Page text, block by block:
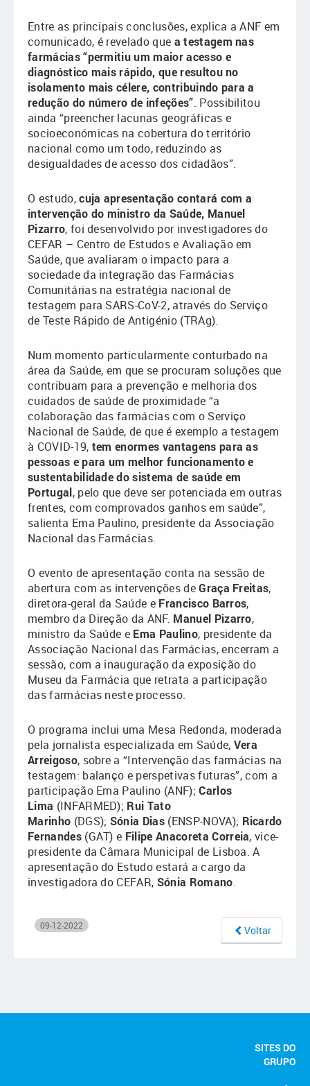
Entre as principais conclusões, explica a ANF em
comunicado, é revelado que a testagem nas
farmácias “permitiu um maior acesso e
diagnóstico mais rápido, que resultou no
isolamento mais célere, contribuindo para a
redução do número de infeções”. Possibilitou
ainda “preencher lacunas geográficas e
socioeconómicas na cobertura do território
nacional como um todo, reduzindo as
desigualdades de acesso dos cidadãos”.
O estudo,cuja apresentação contará com a
intervenção do ministro da Saúde, Manuel
Pizarro, foi desenvolvido por investigadores do
CEFAR – Centro de Estudos e Avaliação em
Saúde, que avaliaram o impacto para a
sociedade da integração das Farmácias
Comunitárias na estratégia nacional de
testagem para SARS-CoV-2, através do Serviço
de Teste Rápido de Antigénio (TRAg).
Num momento particularmente conturbado na
área da Saúde, em que se procuram soluções que
contribuam para a prevenção e melhoria dos
cuidados de saúde de proximidade “a
colaboração das farmácias com o Serviço
Nacional de Saúde, de que é exemplo a testagem
à COVID-19, tem enormes vantagens para as
pessoas e para um melhor funcionamento e
sustentabilidade do sistema de saúde em
Portugal, pelo que deve ser potenciada em outras
frentes, com comprovados ganhos em saúde”,
salienta Ema Paulino, presidente da Associação
Nacional das Farmácias.
O evento de apresentação conta na sessão de
abertura com as intervenções deGraça Freitas,
diretora-geral da Saúde e Francisco Barros,
membro da Direção da ANF. Manuel Pizarro,
ministro da Saúde e Ema Paulino, presidente da
Associação Nacional das Farmácias, encerram a
sessão, com a inauguração da exposição do
Museu da Farmácia que retrata a participação
das farmácias neste processo.
O programa inclui uma Mesa Redonda, moderada
pela jornalista especializada em Saúde, Vera
Arreigoso, sobre a “Intervenção das farmácias na
testagem: balanço e perspetivas futuras”, com a
participação Ema Paulino (ANF);Carlos
Lima (INFARMED); Rui Tato
Marinho (DGS); Sónia Dias (ENSP-NOVA); Ricardo
Fernandes(GAT) e Filipe Anacoreta Correia, vice-
presidente da Câmara Municipal de Lisboa. A
apresentação do Estudo estará a cargo da
investigadora do CEFAR, Sónia Romano.
09-12-2022 Voltar
SITES DO
GRUPO